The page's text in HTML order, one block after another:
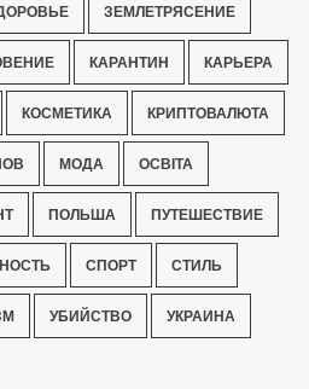
ЗЕМЛЕТРЯСЕНИЕ
КАРАНТИН КАРЬЕРА
КОСМЕТИКА КРИПТОВАЛЮТА
МОДА ОСВІТА
ПОЛЬША ПУТЕШЕСТВИЕ
СПОРТ СТИЛЬ
УБИЙСТВО УКРАИНА